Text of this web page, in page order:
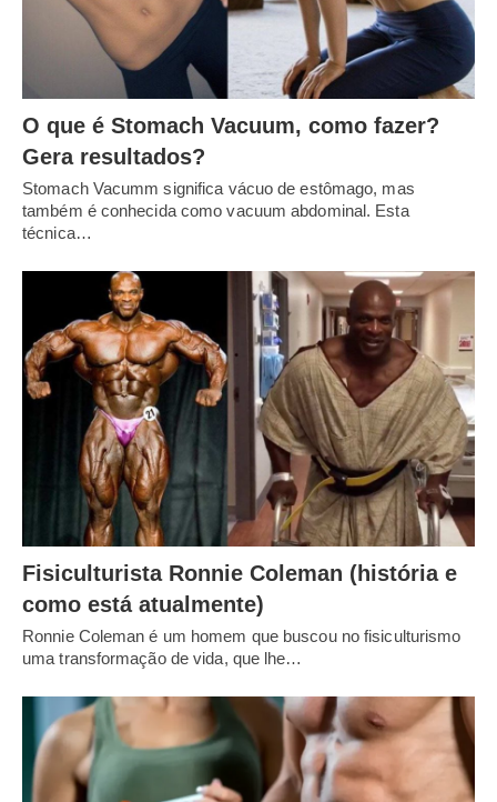
O que é Stomach Vacuum, como fazer?
Gera resultados?
Stomach Vacumm significa vácuo de estômago, mas
também é conhecida como vacuum abdominal. Esta
técnica…
Fisiculturista Ronnie Coleman (história e
como está atualmente)
Ronnie Coleman é um homem que buscou no fisiculturismo
uma transformação de vida, que lhe…